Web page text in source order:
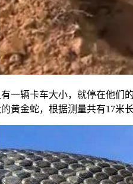
一辆卡车大小，就停在他
黄金蛇，根据测量共有17米